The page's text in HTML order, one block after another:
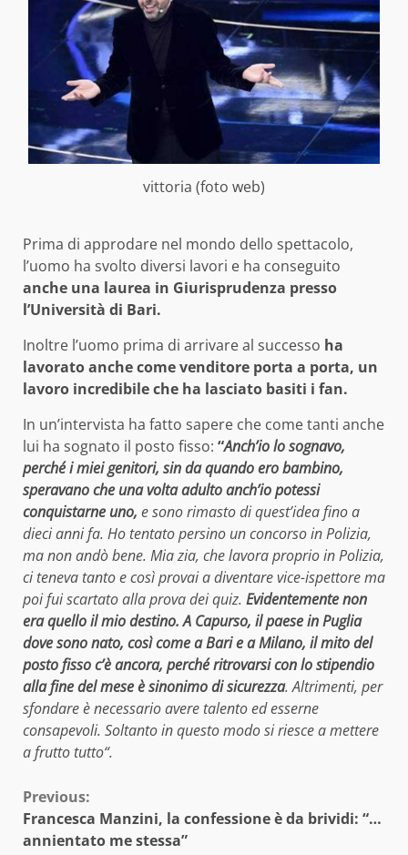
vittoria (foto web)
Prima di approdare nel mondo dello spettacolo,
l’uomo ha svolto diversi lavori e ha conseguito
anche una laurea in Giurisprudenza presso
l’Università di Bari.
Inoltre l’uomo prima di arrivare al successo ha
lavorato anche come venditore porta a porta, un
lavoro incredibile che ha lasciato basiti i fan.
In un’intervista ha fatto sapere che come tanti anche
lui ha sognato il posto fisso: “Anch’io lo sognavo,
perché i miei genitori, sin da quando ero bambino,
speravano che una volta adulto anch’io potessi
conquistarne uno, e sono rimasto di quest’idea fino a
dieci anni fa. Ho tentato persino un concorso in Polizia,
ma non andò bene. Mia zia, che lavora proprio in Polizia,
ci teneva tanto e così provai a diventare vice-ispettore ma
poi fui scartato alla prova dei quiz. Evidentemente non
era quello il mio destino. A Capurso, il paese in Puglia
dove sono nato, così come a Bari e a Milano, il mito del
posto fisso c’è ancora, perché ritrovarsi con lo stipendio
alla fine del mese è sinonimo di sicurezza. Altrimenti, per
sfondare è necessario avere talento ed esserne
consapevoli. Soltanto in questo modo si riesce a mettere
a frutto tutto“.
Continue
Reading
Previous:
Francesca Manzini, la confessione è da brividi: “…
annientato me stessa”